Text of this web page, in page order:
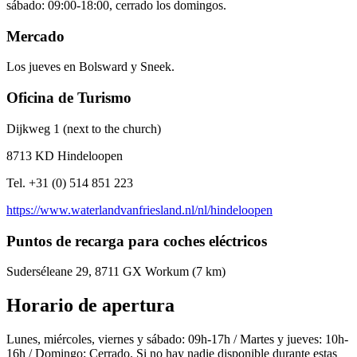
sábado: 09:00-18:00, cerrado los domingos.
Mercado
Los jueves en Bolsward y Sneek.
Oficina de Turismo
Dijkweg 1 (next to the church)
8713 KD Hindeloopen
Tel. +31 (0) 514 851 223
https://www.waterlandvanfriesland.nl/nl/hindeloopen
Puntos de recarga para coches eléctricos
Suderséleane 29, 8711 GX Workum (7 km)
Horario de apertura
Lunes, miércoles, viernes y sábado: 09h-17h / Martes y jueves: 10h-
16h / Domingo: Cerrado. Si no hay nadie disponible durante estas